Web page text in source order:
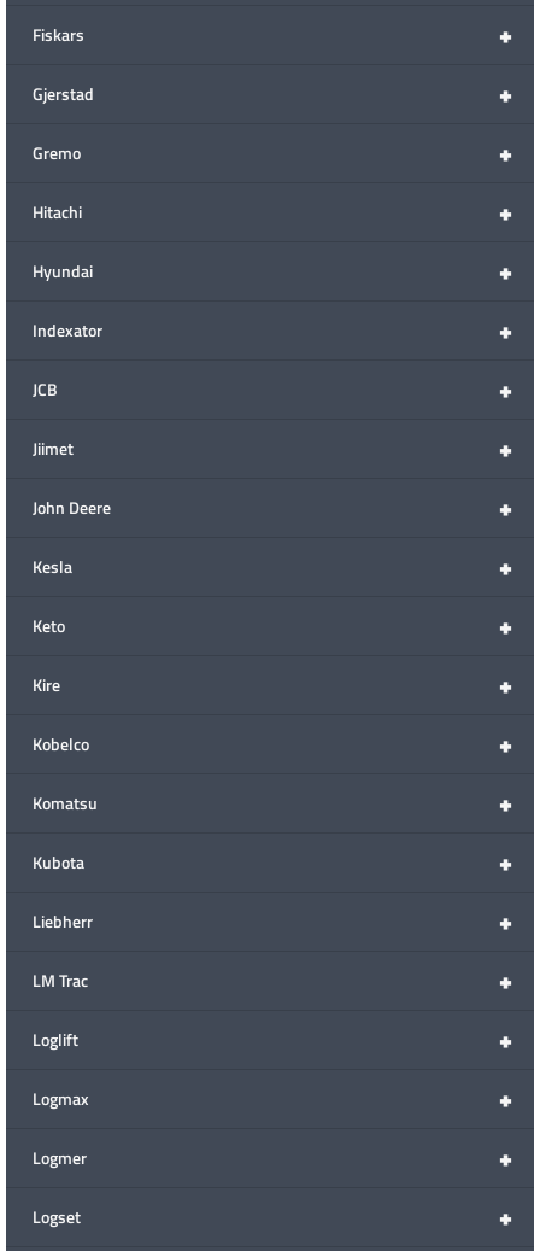
+
Fiskars
+
Gjerstad
+
Gremo
+
Hitachi
+
Hyundai
+
Indexator
+
JCB
+
Jiimet
+
John Deere
+
Kesla
+
Keto
+
Kire
+
Kobelco
+
Komatsu
+
Kubota
+
Liebherr
+
LM Trac
+
Loglift
+
Logmax
+
Logmer
+
Logset